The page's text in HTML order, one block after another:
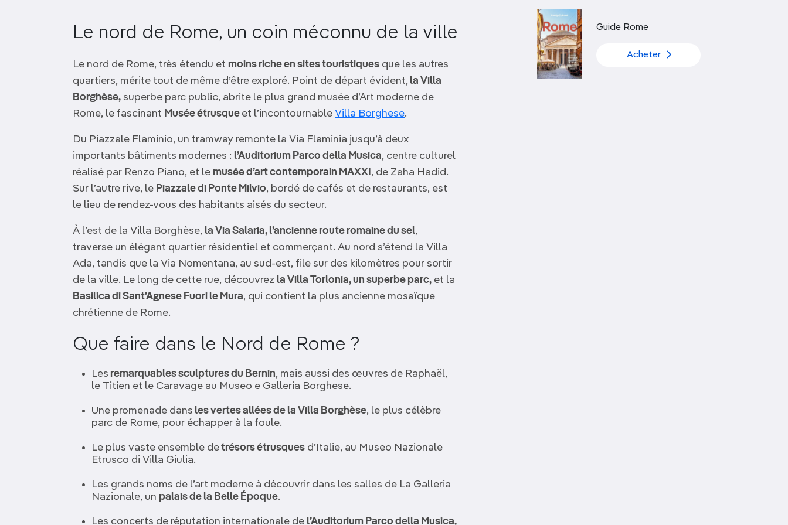
Découvrir nos articles
ANTARCTIQUE
TOP VILLES
Le nord de Rome, un coin méconnu de la ville
Le nord de Rome, très étendu et moins riche en sites touristiques que les autres
quartiers, mérite tout de même d’être exploré. Point de départ évident, la Villa
Borghèse, superbe parc public, abrite le plus grand musée d’Art moderne de
Rome, le fascinant Musée étrusque et l’incontournable Villa Borghese.
Du Piazzale Flaminio, un tramway remonte la Via Flaminia jusqu’à deux
importants bâtiments modernes : l’Auditorium Parco della Musica, centre culturel
réalisé par Renzo Piano, et le musée d’art contemporain MAXXI , de Zaha Hadid.
Sur l’autre rive, le Piazzale di Ponte Milvio, bordé de cafés et de restaurants, est
le lieu de rendez-vous des habitants aisés du secteur.
À l’est de la Villa Borghèse, la Via Salaria, l’ancienne route romaine du sel,
traverse un élégant quartier résidentiel et commerçant. Au nord s’étend la Villa
Ada, tandis que la Via Nomentana, au sud-est, file sur des kilomètres pour sortir
de la ville. Le long de cette rue, découvrez la Villa Torlonia, un superbe parc, et la
Basilica di Sant’Agnese Fuori le Mura, qui contient la plus ancienne mosaïque
chrétienne de Rome.
Que faire dans le Nord de Rome ?
Les remarquables sculptures du Bernin, mais aussi des œuvres de Raphaël,
le Titien et le Caravage au Museo e Galleria Borghese.
Une promenade dans les vertes allées de la Villa Borghèse, le plus célèbre
parc de Rome, pour échapper à la foule.
Le plus vaste ensemble detrésors étrusques d’Italie, au Museo Nazionale
Etrusco di Villa Giulia.
Les grands noms de l’art moderne à découvrir dans les salles de La Galleria
Nazionale, un palais de la Belle Époque.
Les concerts de réputation internationale de l’Auditorium Parco della Musica,
Guide Rome
Acheter